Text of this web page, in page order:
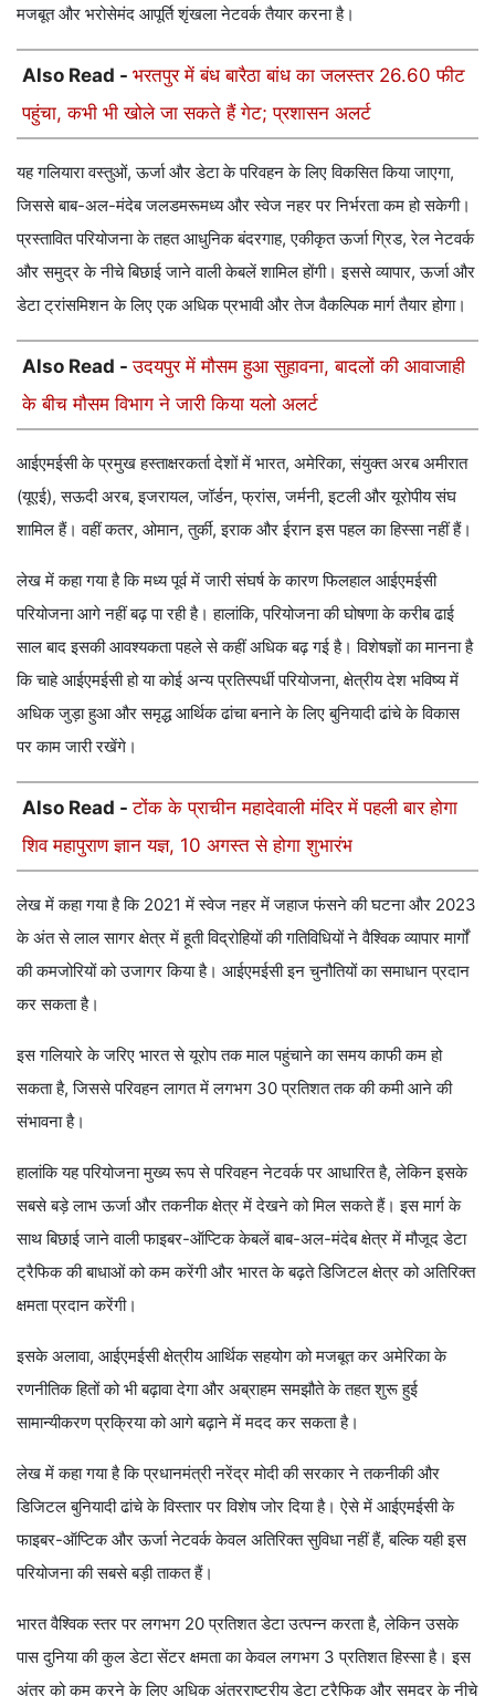
मजबूत और भरोसेमंद आपूर्ति शृंखला नेटवर्क तैयार करना है।
Also Read - भरतपुर में बंध बारैठा बांध का जलस्तर 26.60 फीट
पहुंचा, कभी भी खोले जा सकते हैं गेट; प्रशासन अलर्ट
यह गलियारा वस्तुओं, ऊर्जा और डेटा के परिवहन के लिए विकसित किया जाएगा,
जिससे बाब-अल-मंदेब जलडमरूमध्य और स्वेज नहर पर निर्भरता कम हो सकेगी।
प्रस्तावित परियोजना के तहत आधुनिक बंदरगाह, एकीकृत ऊर्जा ग्रिड, रेल नेटवर्क
और समुद्र के नीचे बिछाई जाने वाली केबलें शामिल होंगी। इससे व्यापार, ऊर्जा और
डेटा ट्रांसमिशन के लिए एक अधिक प्रभावी और तेज वैकल्पिक मार्ग तैयार होगा।
Also Read -उदयपुर में मौसम हुआ सुहावना, बादलों की आवाजाही
के बीच मौसम विभाग ने जारी किया यलो अलर्ट
आईएमईसी के प्रमुख हस्ताक्षरकर्ता देशों में भारत, अमेरिका, संयुक्त अरब अमीरात
(यूएई), सऊदी अरब, इजरायल, जॉर्डन, फ्रांस, जर्मनी, इटली और यूरोपीय संघ
शामिल हैं। वहीं कतर, ओमान, तुर्की, इराक और ईरान इस पहल का हिस्सा नहीं हैं।
लेख में कहा गया है कि मध्य पूर्व में जारी संघर्ष के कारण फिलहाल आईएमईसी
परियोजना आगे नहीं बढ़ पा रही है। हालांकि, परियोजना की घोषणा के करीब ढाई
साल बाद इसकी आवश्यकता पहले से कहीं अधिक बढ़ गई है। विशेषज्ञों का मानना है
कि चाहे आईएमईसी हो या कोई अन्य प्रतिस्पर्धी परियोजना, क्षेत्रीय देश भविष्य में
अधिक जुड़ा हुआ और समृद्ध आर्थिक ढांचा बनाने के लिए बुनियादी ढांचे के विकास
पर काम जारी रखेंगे।
Also Read -टोंक के प्राचीन महादेवाली मंदिर में पहली बार होगा
शिव महापुराण ज्ञान यज्ञ, 10 अगस्त से होगा शुभारंभ
लेख में कहा गया है कि 2021 में स्वेज नहर में जहाज फंसने की घटना और 2023
के अंत से लाल सागर क्षेत्र में हूती विद्रोहियों की गतिविधियों ने वैश्विक व्यापार मार्गों
की कमजोरियों को उजागर किया है। आईएमईसी इन चुनौतियों का समाधान प्रदान
कर सकता है।
इस गलियारे के जरिए भारत से यूरोप तक माल पहुंचाने का समय काफी कम हो
सकता है, जिससे परिवहन लागत में लगभग 30 प्रतिशत तक की कमी आने की
संभावना है।
हालांकि यह परियोजना मुख्य रूप से परिवहन नेटवर्क पर आधारित है, लेकिन इसके
सबसे बड़े लाभ ऊर्जा और तकनीक क्षेत्र में देखने को मिल सकते हैं। इस मार्ग के
साथ बिछाई जाने वाली फाइबर-ऑप्टिक केबलें बाब-अल-मंदेब क्षेत्र में मौजूद डेटा
ट्रैफिक की बाधाओं को कम करेंगी और भारत के बढ़ते डिजिटल क्षेत्र को अतिरिक्त
क्षमता प्रदान करेंगी।
इसके अलावा, आईएमईसी क्षेत्रीय आर्थिक सहयोग को मजबूत कर अमेरिका के
रणनीतिक हितों को भी बढ़ावा देगा और अब्राहम समझौते के तहत शुरू हुई
सामान्यीकरण प्रक्रिया को आगे बढ़ाने में मदद कर सकता है।
लेख में कहा गया है कि प्रधानमंत्री नरेंद्र मोदी की सरकार ने तकनीकी और
डिजिटल बुनियादी ढांचे के विस्तार पर विशेष जोर दिया है। ऐसे में आईएमईसी के
फाइबर-ऑप्टिक और ऊर्जा नेटवर्क केवल अतिरिक्त सुविधा नहीं हैं, बल्कि यही इस
परियोजना की सबसे बड़ी ताकत हैं।
भारत वैश्विक स्तर पर लगभग 20 प्रतिशत डेटा उत्पन्न करता है, लेकिन उसके
पास दुनिया की कुल डेटा सेंटर क्षमता का केवल लगभग 3 प्रतिशत हिस्सा है। इस
अंतर को कम करने के लिए अधिक अंतरराष्ट्रीय डेटा ट्रैफिक और समुद्र के नीचे